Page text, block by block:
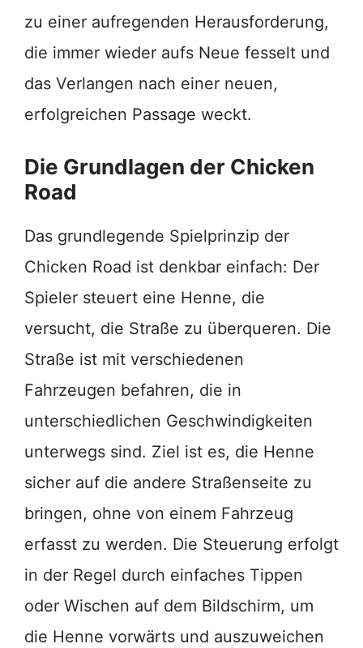
zu einer aufregenden Herausforderung,
die immer wieder aufs Neue fesselt und
das Verlangen nach einer neuen,
erfolgreichen Passage weckt.
Die Grundlagen der Chicken
Road
Das grundlegende Spielprinzip der
Chicken Road ist denkbar einfach: Der
Spieler steuert eine Henne, die
versucht, die Straße zu überqueren. Die
Straße ist mit verschiedenen
Fahrzeugen befahren, die in
unterschiedlichen Geschwindigkeiten
unterwegs sind. Ziel ist es, die Henne
sicher auf die andere Straßenseite zu
bringen, ohne von einem Fahrzeug
erfasst zu werden. Die Steuerung erfolgt
in der Regel durch einfaches Tippen
oder Wischen auf dem Bildschirm, um
die Henne vorwärts und auszuweichen